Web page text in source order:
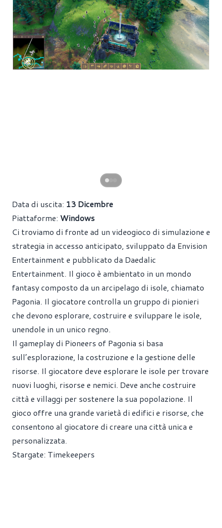
Data di uscita: 13 Dicembre
Piattaforme: Windows
Ci troviamo di fronte ad un videogioco di simulazione e
strategia in accesso anticipato, sviluppato da Envision
Entertainment e pubblicato da Daedalic
Entertainment. Il gioco è ambientato in un mondo
fantasy composto da un arcipelago di isole, chiamato
Pagonia. Il giocatore controlla un gruppo di pionieri
che devono esplorare, costruire e sviluppare le isole,
unendole in un unico regno.
Il gameplay di Pioneers of Pagonia si basa
sull’esplorazione, la costruzione e la gestione delle
risorse. Il giocatore deve esplorare le isole per trovare
nuovi luoghi, risorse e nemici. Deve anche costruire
città e villaggi per sostenere la sua popolazione. Il
gioco offre una grande varietà di edifici e risorse, che
consentono al giocatore di creare una città unica e
personalizzata.
Stargate: Timekeepers